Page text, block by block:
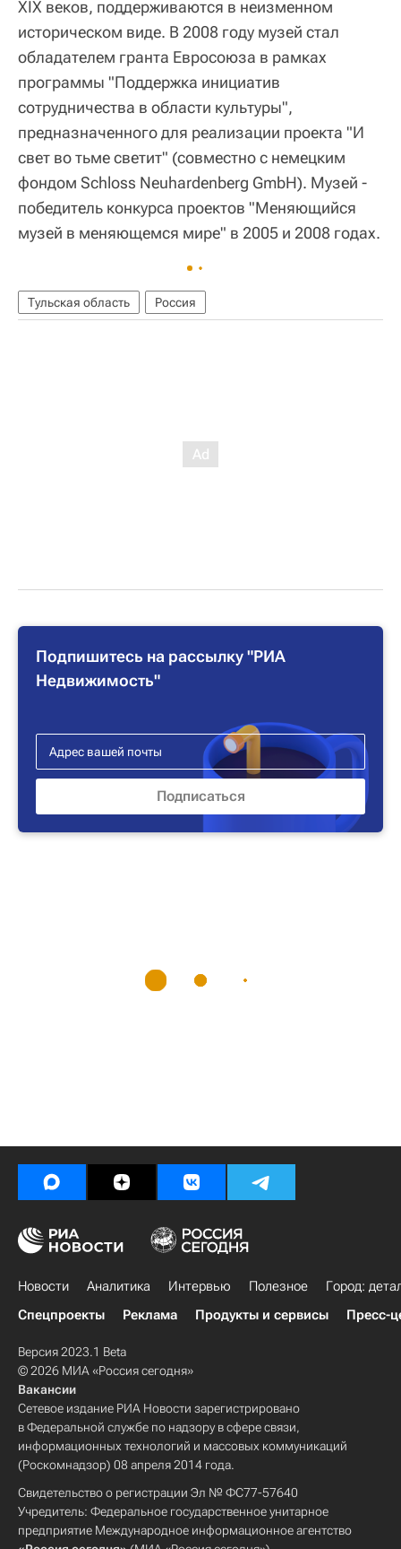
XIX веков, поддерживаются в неизменном
историческом виде. В 2008 году музей стал
обладателем гранта Евросоюза в рамках
программы "Поддержка инициатив
сотрудничества в области культуры",
предназначенного для реализации проекта "И
свет во тьме светит" (совместно с немецким
фондом Schloss Neuhardenberg GmbH). Музей -
победитель конкурса проектов "Меняющийся
музей в меняющемся мире" в 2005 и 2008 годах.
Тульская область Россия
Подпишитесь на рассылку "РИА
Недвижимость"
Новости Аналитика Интервью Полезное
Город:
Спецпроекты
Реклама Продукты и сервисы Пресс-
Версия 2023.1 Beta
© 2026 МИА «Россия сегодня»
Вакансии
Сетевое издание РИА Новости зарегистрировано
в Федеральной службе по надзору в сфере связи,
информационных технологий и массовых коммуникаций
(Роскомнадзор) 08 апреля 2014 года.
Свидетельство о регистрации Эл № ФС77-57640
Учредитель: Федеральное государственное унитарное
предприятие Международное информационное агентство